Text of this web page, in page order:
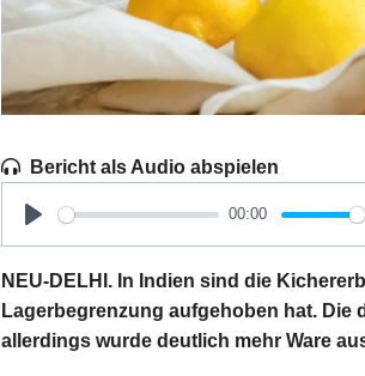
Bericht als Audio abspielen
Play
00:00
NEU-DELHI. In Indien sind die
Lagerbegrenzung aufgehoben hat. Die
allerdings wurde deutlich mehr Ware